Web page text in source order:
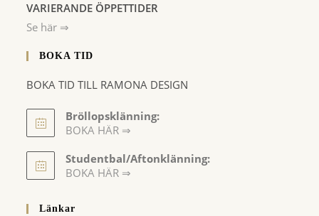
VARIERANDE ÖPPETTIDER
Se här ⇒
BOKA TID
BOKA TID TILL RAMONA DESIGN
Bröllopsklänning:
BOKA HÄR ⇒
in
a
Studentbal/Aftonklänning:
BOKA HÄR ⇒
Länkar